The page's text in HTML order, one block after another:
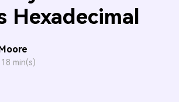
Hexadecimal
18 min(s)